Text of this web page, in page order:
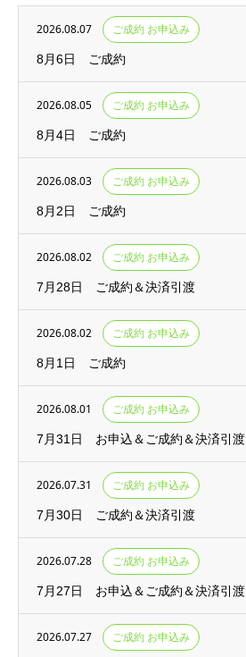
2026.08.07 ご成約 お申込み
8月6日 ご成約
2026.08.05 ご成約 お申込み
8月4日 ご成約
2026.08.03 ご成約 お申込み
8月2日 ご成約
2026.08.02 ご成約 お申込み
7月28日 ご成約＆決済引渡
2026.08.02 ご成約 お申込み
8月1日 ご成約
2026.08.01 ご成約 お申込み
7月31日 お申込＆ご成約＆決済引渡
2026.07.31 ご成約 お申込み
7月30日 ご成約＆決済引渡
2026.07.28 ご成約 お申込み
7月27日 お申込＆ご成約＆決済引渡
2026.07.27 ご成約 お申込み